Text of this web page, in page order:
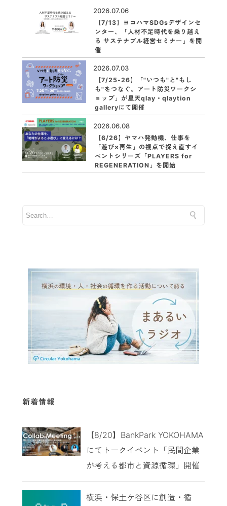
2026.07.06
【7/13】ヨコハマSDGsデザインセ
ンター、「人材不足時代を乗り越え
る サステナブル経営セミナー」を開
催
2026.07.03
【7/25-26】「"いつも"と"もし
も"をつなぐ。アート防災ワークシ
ョップ」が星天qlay・qlaytion
galleryにて開催
2026.06.08
【6/26】ヤマハ発動機、仕事を
「遊び×再生」の視点で捉え直すイ
ベントシリーズ「PLAYERS for
REGENERATION」を開始
新着情報
【8/20】BankPark YOKOHAMA
にてトークイベント「民間企業
が考える都市と資源循環」開催
横浜・保土ケ谷区に創造・循